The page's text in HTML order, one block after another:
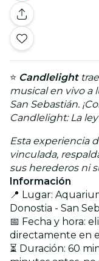
⭐ Candlelight
musical en vivo a
San Sebastián.
Candlelight: La
Esta experiencia
vinculada,
sus herederos ni
Información
📍 Lugar:
Donostia - San
📅 Fecha y hora:
directamente en
⏳ Duración: 60